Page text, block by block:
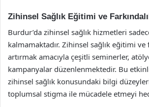
Zihinsel Sağlık Eğitimi ve
Burdur’da zihinsel sağlık hizmetleri
kalmamaktadır. Zihinsel sağlık eğitimi ve
artırmak amacıyla çeşitli seminerler,
kampanyalar düzenlenmektedir. Bu
zihinsel sağlık konusundaki bilgi
toplumsal stigma ile mücadele etmeyi